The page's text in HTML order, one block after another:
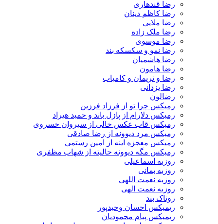
رضا قندهاری
رضا کاظم دینان
رضا ملایی
رضا ملک زاده
رضا موسوی
رضا نمو و سکسکه بند
رضا هاشمیان
رضا هامون
رضا و نریمان و کامیاب
رضا یزدانی
رضالون
رمیکس چرا تو از فرزاد فرزین
رمیکس دلارام از پازل باند و حمید هیراد
رمیکس قاب عکس خالی از سیروان خسروی
رمیکس مرد دیوونه از رضا صادقی
رمیکس معجزه اینه از امین رستمی
رمیکس مگه دیوونه حالیته از شهاب مظفری
روزبه اسماعیلی
روزبه بمانی
روزبه نعمت اللهی
روزبه نعمت الهی
روناک بند
ریمیکس احسان وحیدپور
ریمیکس پیام محمودیان